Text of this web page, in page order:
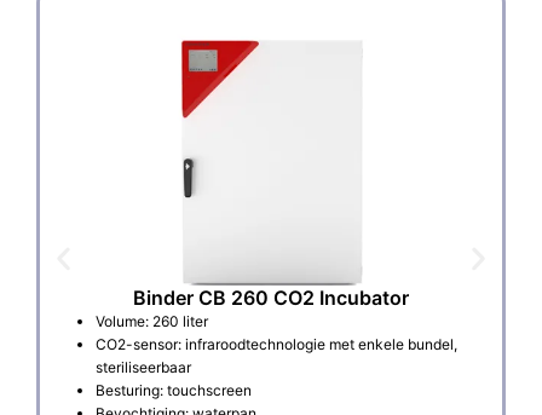
Binder CB 260 CO2 Incubator
Volume: 260 liter
CO2-sensor: infraroodtechnologie met enkele bundel,
steriliseerbaar
Besturing: touchscreen